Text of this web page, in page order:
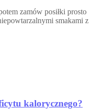
zamów posiłki prosto
smakami z
kalorycznego?